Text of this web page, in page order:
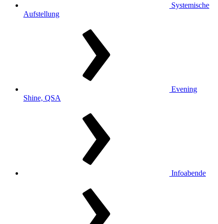
Systemische
Aufstellung
Evening
Shine, QSA
Infoabende